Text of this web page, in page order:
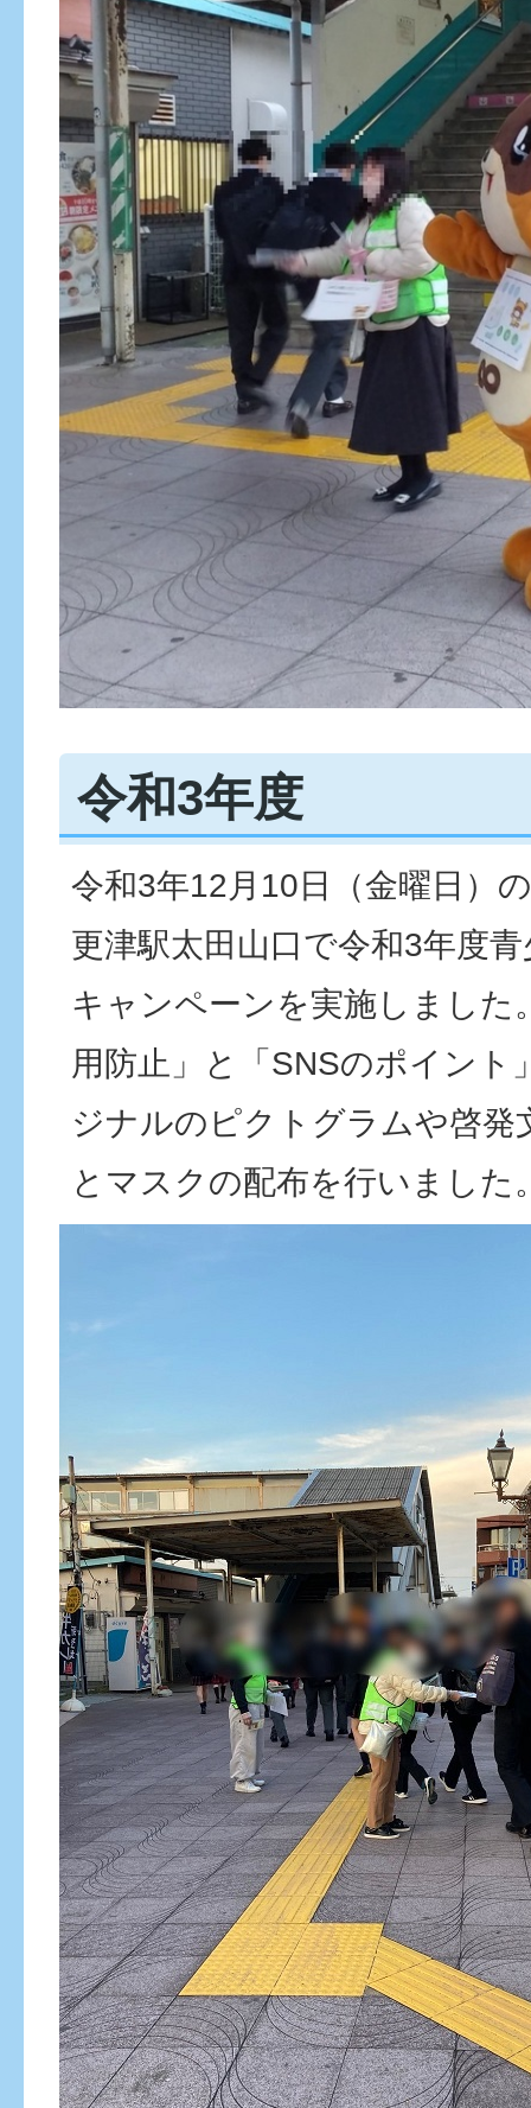
令和3年度
令和3年12月10日（金曜日）
更津駅太田山口で令和3年度
キャンペーンを実施しました
用防止」と「SNSのポイント
ジナルのピクトグラムや啓発
とマスクの配布を行いました